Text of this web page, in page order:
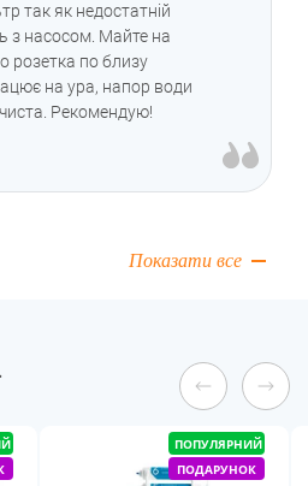
так як недостатній
з насосом. Майте на
розетка по близу
на ура, напор води
Рекомендую!
Показати все
ПОПУЛЯРНИЙ
ПОДАРУНОК